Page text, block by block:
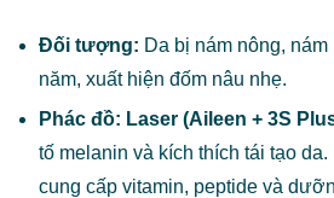
Đối tượng: Da bị nám nông,
năm, xuất hiện đốm nâu nhẹ.
Phác đồ: Laser (Aileen + 3S
tố melanin và kích thích tái tạo
cung cấp vitamin, peptide và